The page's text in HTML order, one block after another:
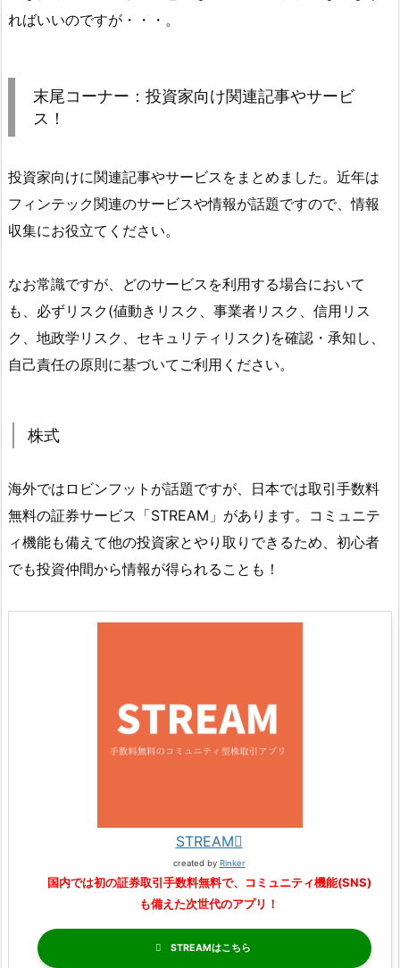
ればいいのですが・・・。
末尾コーナー：投資家向け関連記事やサービ
ス！
投資家向けに関連記事やサービスをまとめました。近年は
フィンテック関連のサービスや情報が話題ですので、情報
収集にお役立てください。
なお常識ですが、どのサービスを利用する場合において
も、必ずリスク(値動きリスク、事業者リスク、信用リス
ク、地政学リスク、セキュリティリスク)を確認・承知し、
自己責任の原則に基づいてご利用ください。
株式
海外ではロビンフットが話題ですが、日本では取引手数料
無料の証券サービス「STREAM」があります。コミュニテ
ィ機能も備えて他の投資家とやり取りできるため、初心者
でも投資仲間から情報が得られることも！
STREAM
created by Rinker
国内では初の証券取引手数料無料で、コミュニティ機能(SNS)
も備えた次世代のアプリ！
STREAM